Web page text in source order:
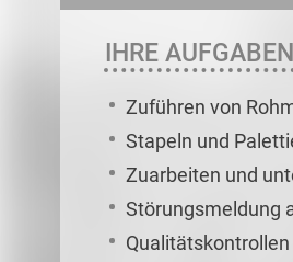
IHRE AUFGABEN
Zuführen von
Stapeln und
Zuarbeiten und
Störungsmeldung
Qualitätskontrollen